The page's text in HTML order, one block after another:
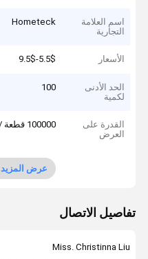
اسم العلامة
التجارية
Hometeck
الأسعار 5.5$-9.5$
الحد الأدنى
لكمية
100
القدرة على
العرض
100000 قطعة / شهر
عرض المزيد
تفاصيل الاتصال
Miss. Christinna Liu